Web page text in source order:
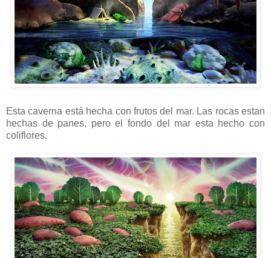
Esta caverna está hecha con frutos del mar. Las rocas estan
hechas de panes, pero el fondo del mar esta hecho con
coliflores.